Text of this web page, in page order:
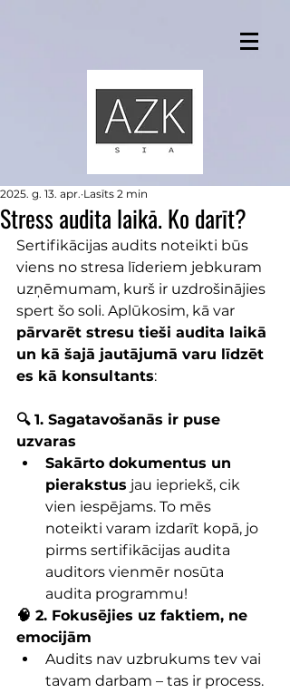
Stress audita laikā. Ko darīt?
2025. g. 13. apr. Lasīts 2 min
Sertifikācijas audits noteikti būs
viens no stresa līderiem jebkuram
uzņēmumam, kurš ir uzdrošinājies
spert šo soli. Aplūkosim, kā var
pārvarēt stresu tieši audita laikā
un kā šajā jautājumā varu līdzēt
es kā konsultants:
🔍 1. Sagatavošanās ir puse
uzvaras
Sakārto dokumentus un
pierakstus jau iepriekš, cik
vien iespējams. To mēs
noteikti varam izdarīt kopā, jo
pirms sertifikācijas audita
auditors vienmēr nosūta
audita programmu!
🧠 2. Fokusējies uz faktiem, ne
emocijām
Audits nav uzbrukums tev vai
tavam darbam – tas ir process.